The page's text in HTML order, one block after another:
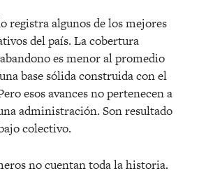
registra algunos de los mejores
del país. La cobertura
es menor al promedio
base sólida construida con el
esos avances no pertenecen a
administración. Son resultado
colectivo.
no cuentan toda la historia.